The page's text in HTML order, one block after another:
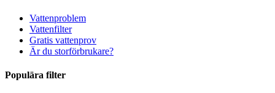
Vattenproblem
Vattenfilter
Gratis vattenprov
Är du storförbrukare?
Populära filter